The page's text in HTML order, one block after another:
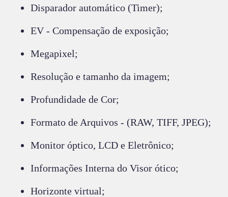
Disparador automático (Timer);
EV - Compensação de exposição;
Megapixel;
Resolução e tamanho da imagem;
Profundidade de Cor;
Formato de Arquivos - (RAW, TIFF, JPEG);
Monitor óptico, LCD e Eletrônico;
Informações Interna do Visor ótico;
Horizonte virtual;